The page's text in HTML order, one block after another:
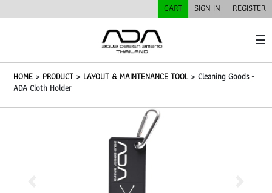
CART SIGN IN REGISTER
☰
HOME > PRODUCT > LAYOUT & MAINTENANCE TOOL > Cleaning Goods -
ADA Cloth Holder